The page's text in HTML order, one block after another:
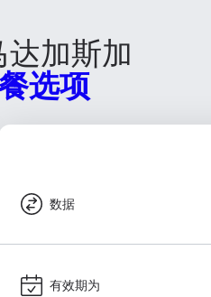
加斯加
选项
数据
有效期为